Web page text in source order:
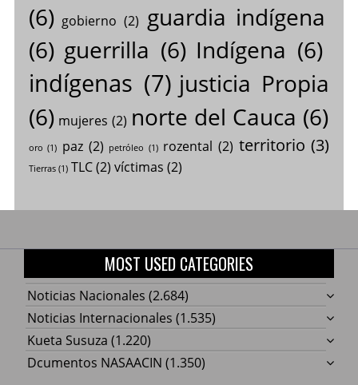
(6) gobierno (2) guardia indígena
(6) guerrilla (6) Indígena (6)
indígenas (7) justicia Propia
(6) mujeres (2) norte del Cauca (6)
oro (1) paz (2) petróleo (1) rozental (2) territorio (3)
Tierras(1) TLC(2) víctimas (2)
MOST USED CATEGORIES
Noticias Nacionales (2.684)
Noticias Internacionales (1.535)
Kueta Susuza (1.220)
Dcumentos NASAACIN (1.350)